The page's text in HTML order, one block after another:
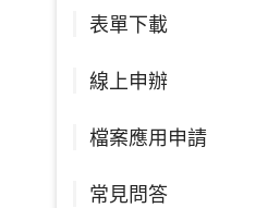
表單下載
線上申辦
檔案應用申請
常見問答